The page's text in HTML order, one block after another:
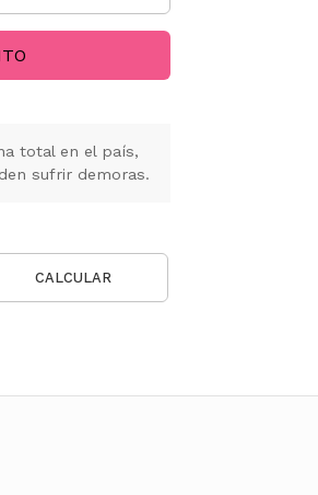
total en el país,
sufrir demoras.
CALCULAR